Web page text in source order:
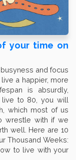
your time on
and focus
a happier, more
is absurdly,
live to 80, you will
which most of us
wrestle with if we
well. Here are 10
Thousand Weeks:
to live with your